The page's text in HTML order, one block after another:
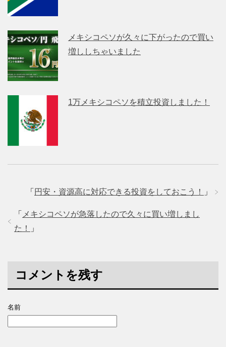
メキシコペソが久々に下がったので買い
増ししちゃいました
1万メキシコペソを積立投資しました！
「 円安・資源高に対応できる投資をしておこう！ 」
「 メキシコペソが急落したので久々に買い増しまし
た！
」
コメントを残す
名前